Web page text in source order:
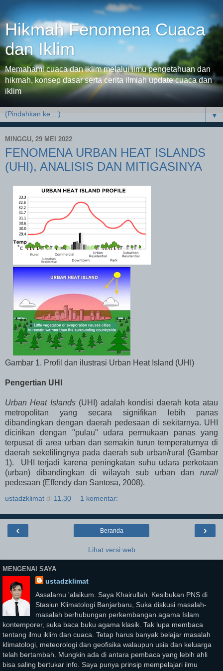
Hikmah Fenomena Cuaca
dan Iklim
Memahami cuaca dan iklim melalui ilmu pengetahuan dan
hikmah, konsep dasar serta cerita ilmiah update cuaca dan
iklim
▼
MINGGU, 29 MEI 2022
FENOMENA URBAN HEAT ISLANDS
(UHI), ANALISIS DAN MITIGASINYA
Gambar 1. Profil dan ilustrasi Urban Heat Island (UHI)
Pengertian UHI
Urban Heat Islands(UHI) adalah kondisi daerah kota atau
metropolitan yang secara signifikan lebih panas
dibandingkan dengan daerah pedesaan di sekitarnya. UHI
dicirikan dengan "pulau" udara permukaan panas yang
terpusat di area urban dan semakin turun temperaturnya di
daerah sekelilingnya pada daerah sub urban/rural (Gambar
1). UHI terjadi karena peningkatan suhu udara perkotaan
(urban) dibandingkan di wilayah sub urban dan rural/
pedesaan (Effendy dan Santosa, 2008).
ustadzklimat di 11.30 1 komentar:
‹ ›
Beranda
Lihat versi web
MENGENAI SAYA
ustadzklimat
Assalamu 'alaikum. Saya Khairullah. Kesibukan PNS di
Stasiun Klimatologi Banjarbaru, Suka diskusi masalah-
masalah berhubungan perkembangan agama Islam
kontemporer, suka baca buku agama klasik. Tak lupa membaca
tentang ilmu iklim dan cuaca. Tetap harus banyak belajar masalah
klimatologi, meteorologi dan geofisika walaupun usia dan keluarga
telah bertambah. Mungkin ada di antara pembaca yang lebih ahli
bisa saling bertukar info. Saya punya prinsip mempelajari ilmu